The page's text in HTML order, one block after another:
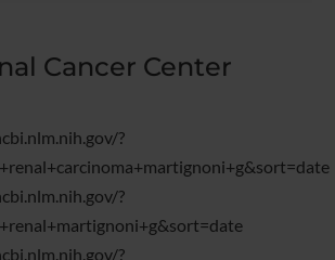
Cancer Center
?
?
?